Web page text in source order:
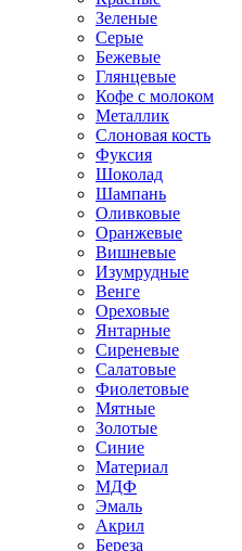
Зеленые
Серые
Бежевые
Глянцевые
Кофе с молоком
Металлик
Слоновая кость
Фуксия
Шоколад
Шампань
Оливковые
Оранжевые
Вишневые
Изумрудные
Венге
Ореховые
Янтарные
Сиреневые
Салатовые
Фиолетовые
Мятные
Золотые
Синие
Материал
МДФ
Эмаль
Акрил
Береза